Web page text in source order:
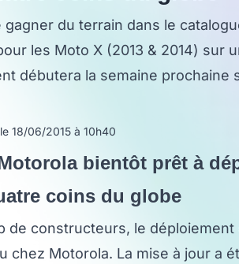
gagner du terrain dans le
les Moto X (2013 & 2014) sur
débutera la semaine prochaine
18/06/2015 à 10h40
bientôt prêt à
coins du globe
de constructeurs, le
chez Motorola. La mise à jour a